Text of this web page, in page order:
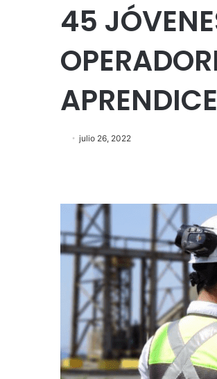
45
julio 26, 2022